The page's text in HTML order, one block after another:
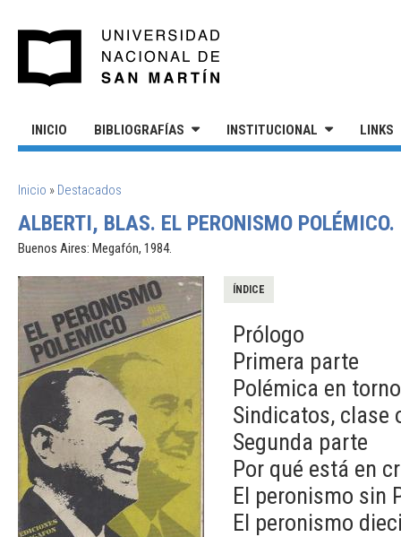
INICIO BIBLIOGRAFÍAS INSTITUCIONAL LINKS
SE ENCUENTRA USTED AQUÍ
Inicio » Destacados
ALBERTI, BLAS. EL PERONISMO POLÉMICO.
Buenos Aires: Megafón, 1984.
ÍNDICE
Prólogo
Primera parte
Polémica en
Sindicatos, clase
Segunda parte
Por qué está en
El peronismo sin
El peronismo